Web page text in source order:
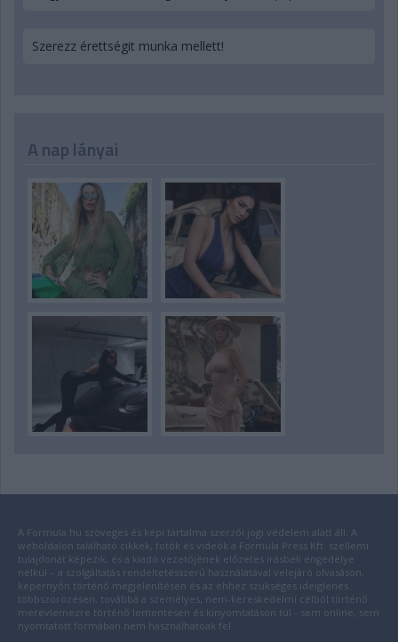
Szerezz érettségit munka mellett!
A nap lányai
A Formula.hu szöveges és képi tartalma szerzői jogi védelem alatt áll. A
weboldalon található cikkek, fotók és videók a Formula Press Kft. szellemi
tulajdonát képezik, és a kiadó vezetőjének előzetes írásbeli engedélye
nélkül – a szolgáltatás rendeltetésszerű használatával velejáró olvasáson,
képernyőn történő megjelenítésen és az ehhez szükséges ideiglenes
többszörözésen, továbbá a személyes, nem-kereskedelmi célból történő
merevlemezre történő lementésen és kinyomtatáson túl - sem online, sem
nyomtatott formában nem használhatóak fel.